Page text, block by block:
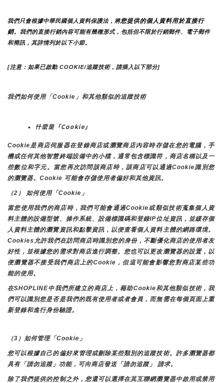
我們只會根據中華民國個人資料保護法，將您提供的個人資料用於直接行
銷。我們的直接行銷內容可能有幾種形式，包括但不限於行銷郵件、電子郵件
和簡訊，其詳情列於以下小節。
[注意：如果已啟動 COOKIE/追蹤技術，請插入以下部分]
我們如何使用「Cookie」和其他類似的追蹤技術
什麼是「Cookie」
Cookie是商店伺服器在登錄商店或瀏覽商店內容時存儲在您的電腦，手
機或任何其他智慧終端設備中的小檔，通常包含標識符，商店名稱以及一
些數位和字元。當您再次訪問該商店時，該商店可以通過Cookie識別您
的瀏覽器。Cookie 可能會存儲使用者偏好和其他資訊。
（2） 如何使用「Cookie」
當您使用我們的商店時，我們可能會通過Cookie或類似技術蒐集個人資
料主體的設備型號、操作系統、設備標識碼和登錄IP位址資訊，並緩存個
人資料主體的瀏覽資訊和點擊資訊，以便查看個人資料主體的網路環境。
Cookies允許我們在訪問商店時識別您的身份，不斷優化商店的使用者友
好性，並根據您的需求對商店進行調整。您也可以更改瀏覽器的設置，以
便瀏覽器不接受我們商店上的Cookie，但這可能會影響您對商店某些功
能的使用。
在SHOPLINE中我們所建立的商店上，藉助Cookie和其他類似技術，我
們可以識別您是否是我們的既有使用者或者會員，而無需在每個頁面上重
新登錄和進行身份驗證。
（3）如何管理「Cookie」
您可以根據自己的偏好來管理或刪除某些類別的追蹤技術。許多瀏覽器都
具有「請勿追蹤」功能，可向商店發送「請勿追蹤」 請求。
除了我們提供的控制之外，您還可以選擇在其互聯網瀏覽器中啟用或禁用